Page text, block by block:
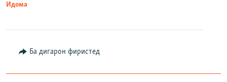
Идома
Ба дигарон фиристед